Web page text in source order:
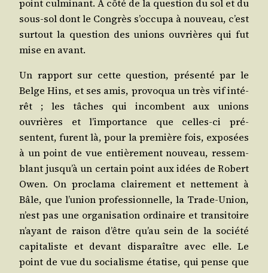
point culmi­nant. À côté de la ques­tion du sol et du
sous-sol dont le Congrès s’occupa à nou­veau, c’est
sur­tout la ques­tion des unions ouvrières qui fut
mise en avant.
Un rap­port sur cette ques­tion, pré­sen­té par le
Belge Hins, et ses amis, pro­vo­qua un très vif inté­
rêt ; les tâches qui incombent aux unions
ouvrières et l’importance que celles-ci pré­
sentent, furent là, pour la pre­mière fois, expo­sées
à un point de vue entiè­re­ment nou­veau, res­sem­
blant jusqu’à un cer­tain point aux idées de Robert
Owen. On pro­cla­ma clai­re­ment et net­te­ment à
Bâle, que l’union pro­fes­sion­nelle, la Trade-Union,
n’est pas une orga­ni­sa­tion ordi­naire et tran­si­toire
n’ayant de rai­son d’être qu’au sein de la socié­té
capi­ta­liste et devant dis­pa­raître avec elle. Le
point de vue du socia­lisme éta­tise, qui pense que